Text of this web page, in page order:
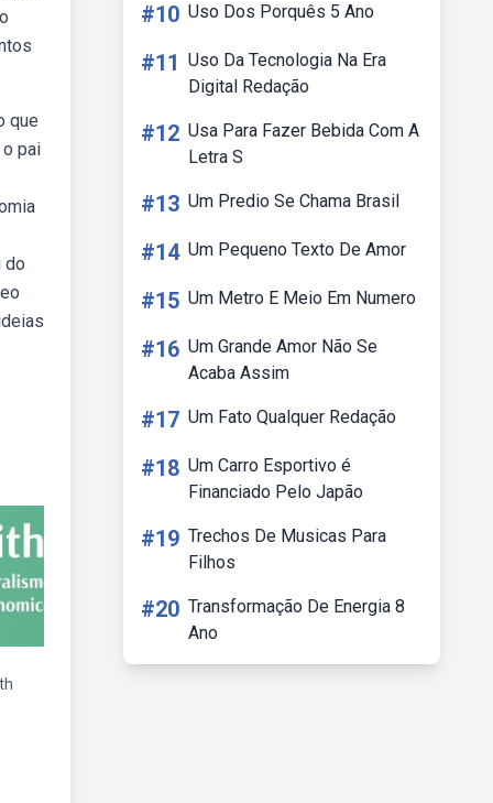
que
pai
do
#10 Uso Dos Porquês 5 Ano
#11 Uso Da Tecnologia Na Era
Digital Redação
#12 Usa Para Fazer Bebida Com A
Letra S
#13 Um Predio Se Chama Brasil
#14 Um Pequeno Texto De Amor
#15 Um Metro E Meio Em Numero
#16 Um Grande Amor Não Se
Acaba Assim
#17 Um Fato Qualquer Redação
#18 Um Carro Esportivo é
Financiado Pelo Japão
#19 Trechos De Musicas Para
Filhos
#20 Transformação De Energia 8
Ano